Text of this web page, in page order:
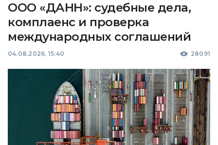
ООО «ДАНН»: судебные дела,
комплаенс и проверка
международных соглашений
04.08.2026, 15:40 28091